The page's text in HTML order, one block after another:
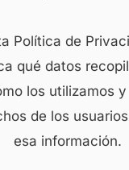
Política de
qué datos
los utilizamos y
de los
esa información.